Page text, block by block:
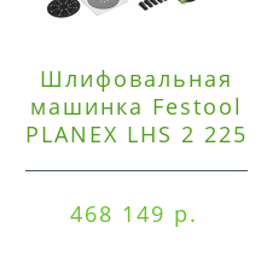
Шлифовальная
машинка Festool
PLANEX LHS 2 225
468 149 р.